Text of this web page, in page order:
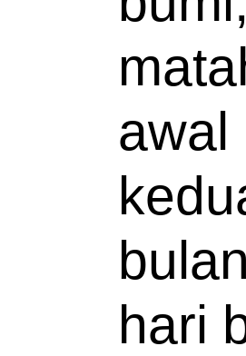
awal
hari